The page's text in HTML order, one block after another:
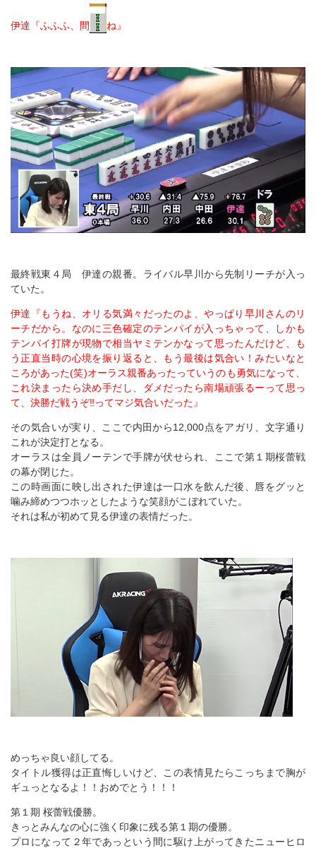
伊達『ふふふ、間 ね』
最終戦東４局 伊達の親番。ライバル早川から先制リーチが入っ
ていた。
伊達『もうね、オリる気満々だったのよ、やっぱり早川さんのリ
ーチだから。なのに三色確定のテンパイが入っちゃって、しかも
テンパイ打牌が現物で相当ヤミテンかなって思ったんだけど、も
う正直当時の心境を振り返ると、もう最後は気合い！みたいなと
ころがあった(笑)オーラス親番あったっていうのも勇気になって、
これ決まったら決め手だし、ダメだったら南場頑張るーって思っ
て、決勝だ戦うぞ‼ってマジ気合いだった』
その気合いが実り、ここで内田から12,000点をアガリ、文字通り
これが決定打となる。
オーラスは全員ノーテンで手牌が伏せられ、ここで第１期桜蕾戦
の幕が閉じた。
この時画面に映し出された伊達は一口水を飲んだ後、唇をグッと
噛み締めつつホッとしたような笑顔がこぼれていた。
それは私が初めて見る伊達の表情だった。
めっちゃ良い顔してる。
タイトル獲得は正直悔しいけど、この表情見たらこっちまで胸が
ギュっとなるよ！！おめでとう！！！
第１期 桜蕾戦優勝。
きっとみんなの心に強く印象に残る第１期の優勝。
プロになって２年であっという間に駆け上がってきたニューヒロ